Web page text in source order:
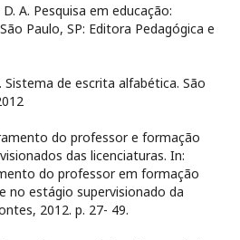
A. Pesquisa em educação:
Paulo, SP: Editora Pedagógica e
Sistema de escrita alfabética. São
do professor e formação
das licenciaturas. In:
do professor em formação
no estágio supervisionado da
2012. p. 27- 49.